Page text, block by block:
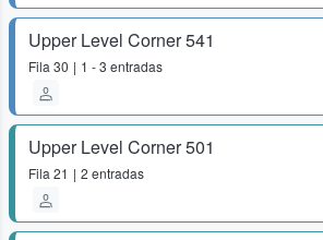
Upper Level Corner 541
Fila 30 1 - 3 entradas
Upper Level Corner 501
Fila 21 2 entradas